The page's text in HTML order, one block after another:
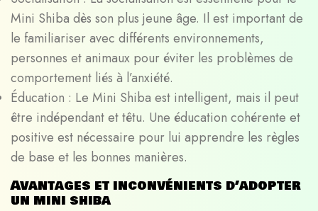
Mini Shiba dès son plus jeune âge. Il est important de
le familiariser avec différents environnements,
personnes et animaux pour éviter les problèmes de
comportement liés à l’anxiété.
Éducation : Le Mini Shiba est intelligent, mais il peut
être indépendant et têtu. Une éducation cohérente et
positive est nécessaire pour lui apprendre les règles
de base et les bonnes manières.
Avantages et inconvénients d’adopter
un mini shiba